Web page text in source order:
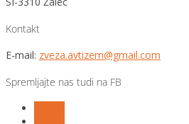
Kontakt
E-mail: zveza.avtizem@gmail.com
Spremljajte nas tudi na FB